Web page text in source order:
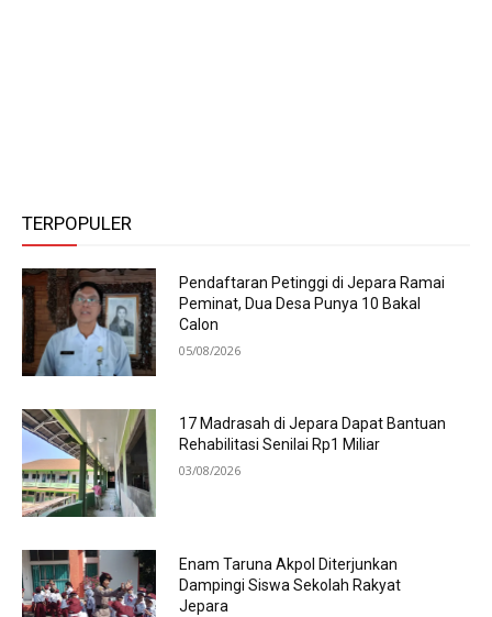
TERPOPULER
Pendaftaran Petinggi di Jepara Ramai
Peminat, Dua Desa Punya 10 Bakal
Calon
05/08/2026
17 Madrasah di Jepara Dapat Bantuan
Rehabilitasi Senilai Rp1 Miliar
03/08/2026
Enam Taruna Akpol Diterjunkan
Dampingi Siswa Sekolah Rakyat
Jepara